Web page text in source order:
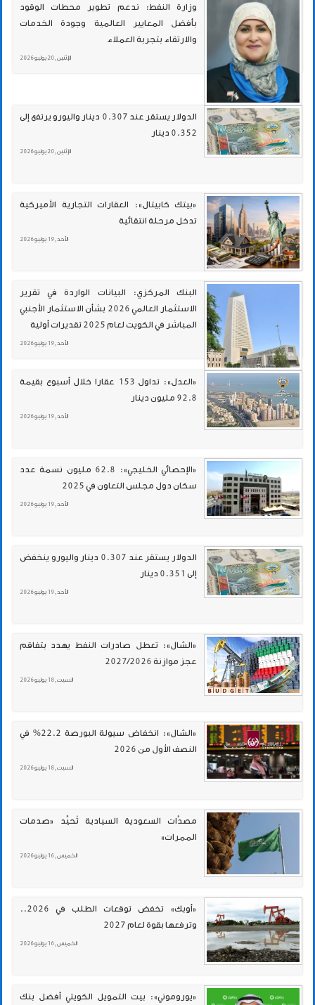
وزارة النفط: ندعم تطوير محطات الوقود
بأفضل المعايير العالمية وجودة الخدمات
والارتقاء بتجربة العملاء
الإثنين , 20 يوليو 2026
الدولار يستقر عند 0.307 دينار واليورو يرتفع إلى
0.352 دينار
الإثنين , 20 يوليو 2026
«بيتك كابيتال»: العقارات التجارية الأميركية
تدخل مرحلة انتقائية
الأحد , 19 يوليو 2026
البنك المركزي: البيانات الواردة في تقرير
الاستثمار العالمي 2026 بشأن الاستثمار الأجنبي
المباشر في الكويت لعام 2025 تقديرات أولية
الأحد , 19 يوليو 2026
«العدل»: تداول 153 عقارا خلال أسبوع بقيمة
92.8 مليون دينار
الأحد , 19 يوليو 2026
«الإحصائي الخليجي»: 62.8 مليون نسمة عدد
سكان دول مجلس التعاون في 2025
الأحد , 19 يوليو 2026
الدولار يستقر عند 0.307 دينار واليورو ينخفض
إلى 0.351 دينار
الأحد , 19 يوليو 2026
«الشال»: تعطل صادرات النفط يهدد بتفاقم
عجز موازنة 2027/2026
السبت , 18 يوليو 2026
«الشال»: انخفاض سيولة البورصة 22.2% في
النصف الأول من 2026
السبت , 18 يوليو 2026
مصدَّات السعودية السيادية تُحيِّد «صدمات
الممرات»
الخميس , 16 يوليو 2026
«أوبك» تخفض توقعات الطلب في 2026..
وترفعها بقوة لعام 2027
الخميس , 16 يوليو 2026
«يوروموني»: بيت التمويل الكويتي أفضل بنك